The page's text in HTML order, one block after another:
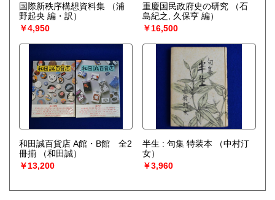
国際新秩序構想資料集
（浦
野起央 編・訳）
￥4,950
重慶国民政府史の研究
（石
島紀之, 久保亨 編）
￥16,500
和田誠百貨店 A館・B館 全2
冊揃
（和田誠）
￥13,200
半生 : 句集 特装本
（中村汀
女）
￥3,960